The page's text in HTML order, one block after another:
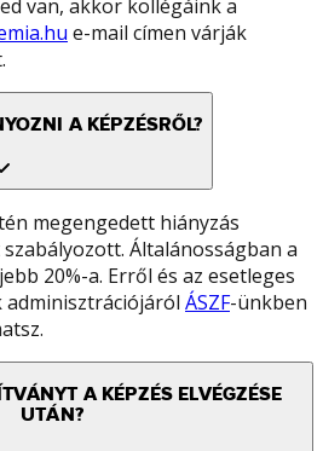
van, akkor kollégáink a
e-mail címen várják
A KÉPZÉSRŐL?
megengedett hiányzás
Általánosságban a
20%-a. Erről és az esetleges
adminisztrációjáról ÁSZF-ünkben
A KÉPZÉS ELVÉGZÉSE
UTÁN?